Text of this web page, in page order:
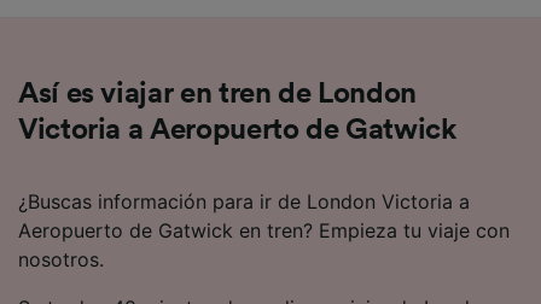
Así es viajar en tren de London
Victoria a Aeropuerto de Gatwick
¿Buscas información para ir de London Victoria a
Aeropuerto de Gatwick en tren? Empieza tu viaje con
nosotros.